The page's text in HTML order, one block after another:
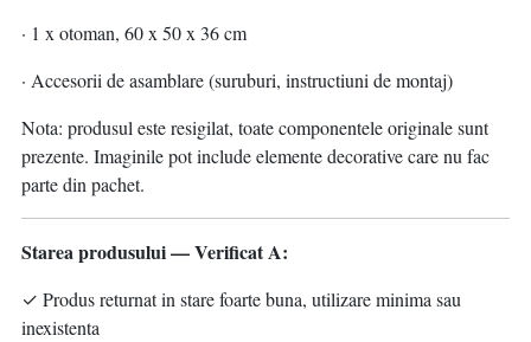
· 1 x otoman, 60 x 50 x 36 cm
· Accesorii de asamblare (suruburi, instructiuni de montaj)
Nota: produsul este resigilat, toate componentele originale sunt
prezente. Imaginile pot include elemente decorative care nu fac
parte din pachet.
Starea produsului — Verificat A:
✓ Produs returnat in stare foarte buna, utilizare minima sau
inexistenta